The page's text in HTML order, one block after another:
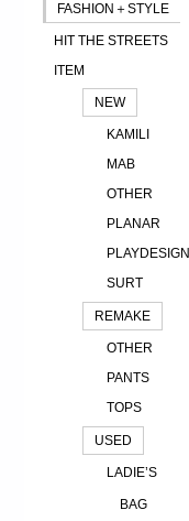
FASHION＋STYLE
HIT THE STREETS
ITEM
NEW
KAMILI
MAB
OTHER
PLANAR
PLAYDESIGN
SURT
REMAKE
OTHER
PANTS
TOPS
USED
LADIE’S
BAG